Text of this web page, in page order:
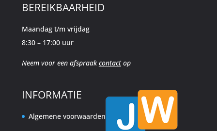
BEREIKBAARHEID
Maandag t/m vrijdag
8:30 – 17:00 uur
Neem voor een afspraakcontactop
INFORMATIE
Algemene voorwaarden